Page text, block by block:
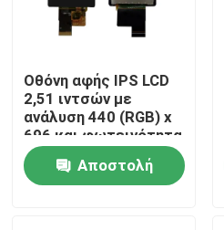
Σπίτι
Προϊόντα
Οθόνη αφής IPS LCD
2,51 ιντσών με
ανάλυση 440 (RGB) x
696 και φωτεινότητα
850 cd/m2, διεπαφή
MIPI
Αποστολή